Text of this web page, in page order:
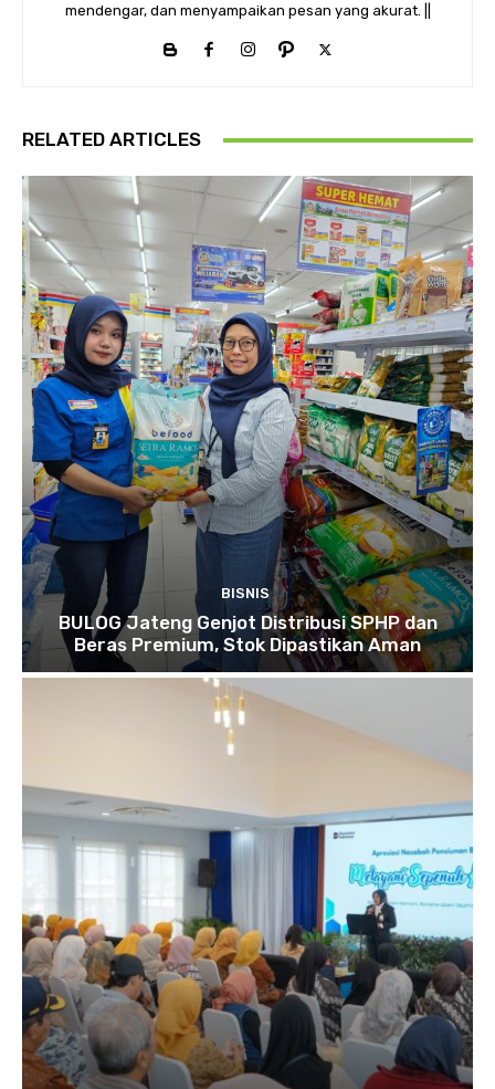
mendengar, dan menyampaikan pesan yang akurat. ||
RELATED ARTICLES
BISNIS
BULOG Jateng Genjot Distribusi SPHP dan
Beras Premium, Stok Dipastikan Aman